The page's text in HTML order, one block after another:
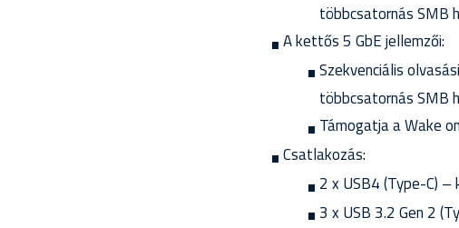
többcsatornás SMB
A kettős 5 GbE jellemzői:
Szekvenciális
többcsatornás SMB
Támogatja a Wake
Csatlakozás:
2 x USB4 (Type-C)
3 x USB 3.2 Gen 2